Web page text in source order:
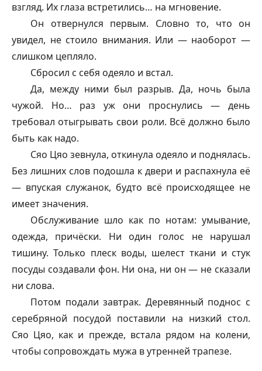
взгляд. Их глаза встретились… на мгновение.
Он отвернулся первым. Словно то, что он
увидел, не стоило внимания. Или — наоборот —
слишком цепляло.
Сбросил с себя одеяло и встал.
Да, между ними был разрыв. Да, ночь была
чужой. Но… раз уж они проснулись — день
требовал отыгрывать свои роли. Всё должно было
быть как надо.
Сяо Цяо зевнула, откинула одеяло и поднялась.
Без лишних слов подошла к двери и распахнула её
— впуская служанок, будто всё происходящее не
имеет значения.
Обслуживание шло как по нотам: умывание,
одежда, причёски. Ни один голос не нарушал
тишину. Только плеск воды, шелест ткани и стук
посуды создавали фон. Ни она, ни он — не сказали
ни слова.
Потом подали завтрак. Деревянный поднос с
серебряной посудой поставили на низкий стол.
Сяо Цяо, как и прежде, встала рядом на колени,
чтобы сопровождать мужа в утренней трапезе.